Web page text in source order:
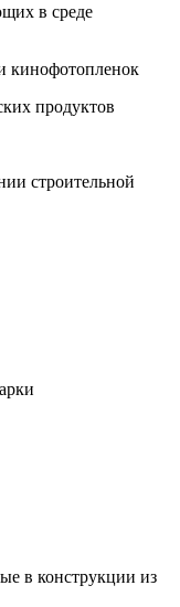
в среде
кинофотопленок
продуктов
строительной
в конструкции из